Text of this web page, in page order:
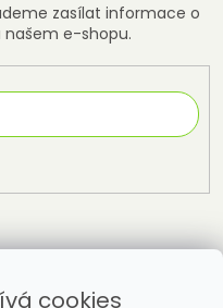
cookies
zasílat informace o
e-shopu.